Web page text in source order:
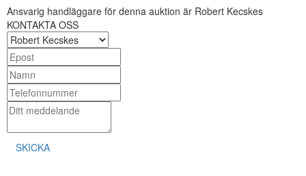
Ansvarig handläggare för denna auktion är Robert Kecskes
KONTAKTA OSS
SKICKA